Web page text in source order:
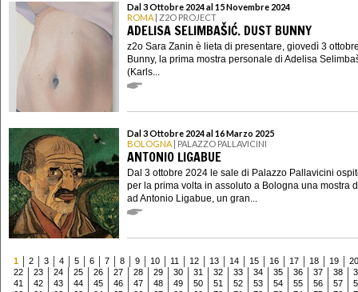
Dal 3 Ottobre 2024 al 15 Novembre 2024
ROMA | Z2O PROJECT
ADELISA SELIMBAŠIĆ. DUST BUNNY
z2o Sara Zanin è lieta di presentare, giovedì 3
Bunny, la prima mostra personale di Adelisa
(Karls...
Dal 3 Ottobre 2024 al 16 Marzo 2025
BOLOGNA | PALAZZO PALLAVICINI
ANTONIO LIGABUE
Dal 3 ottobre 2024 le sale di Palazzo Pallavicini
per la prima volta in assoluto a Bologna una mostra
ad Antonio Ligabue, un gran...
1 2 3 4 5 6 7 8 9 10 11 12 13 14 15 16 17 18 19
20
22
23 24 25 26 27 28 29 30 31 32 33 34 35 36 37 38
41
42 43 44 45 46 47 48 49 50 51 52 53 54 55 56 57